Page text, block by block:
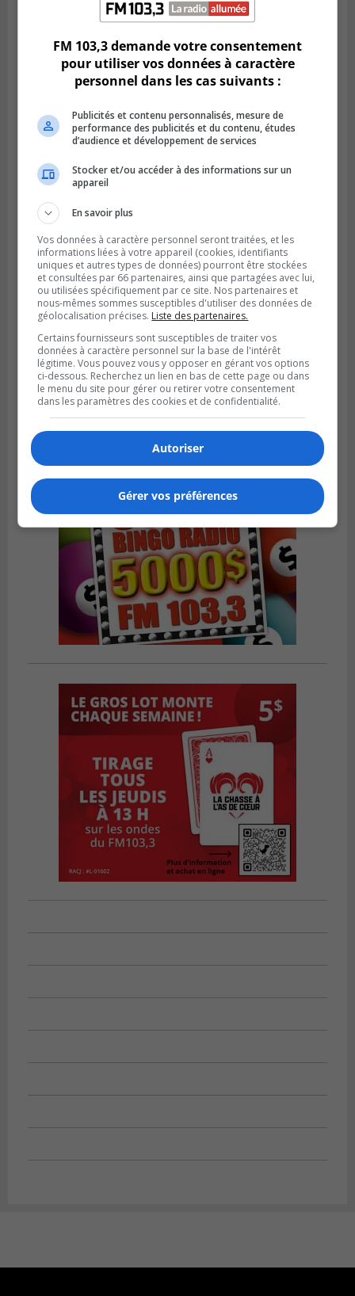
BOUCHERVILLE
Le tube nord du pont-tunnel Louis-
Hippolyte-La Fontaine se dote d’une
nouvelle chaussée
BOUCHERVILLE
Publié le 5 août 2026 à 15h25
Le MTMD annonce des fermetures sur
l’autoroute 20 à Boucherville
FM 103,3 demande votre consentement
pour utiliser vos données à caractère
personnel dans les cas suivants :
Publicités et contenu personnalisés, mesure de
performance des publicités et du contenu, études
d’audience et développement de services
Stocker et/ou accéder à des informations sur un
appareil
En savoir plus
Vos données à caractère personnel seront traitées, et les
informations liées à votre appareil (cookies, identifiants
uniques et autres types de données) pourront être stockées
et consultées par 66 partenaires, ainsi que partagées avec lui,
ou utilisées spécifiquement par ce site. Nos partenaires et
nous-mêmes sommes susceptibles d'utiliser des données de
géolocalisation précises. Liste des partenaires.
Certains fournisseurs sont susceptibles de traiter vos
données à caractère personnel sur la base de l'intérêt
légitime. Vous pouvez vous y opposer en gérant vos options
ci-dessous. Recherchez un lien en bas de cette page ou dans
le menu du site pour gérer ou retirer votre consentement
dans les paramètres des cookies et de confidentialité.
Autoriser
Gérer vos préférences